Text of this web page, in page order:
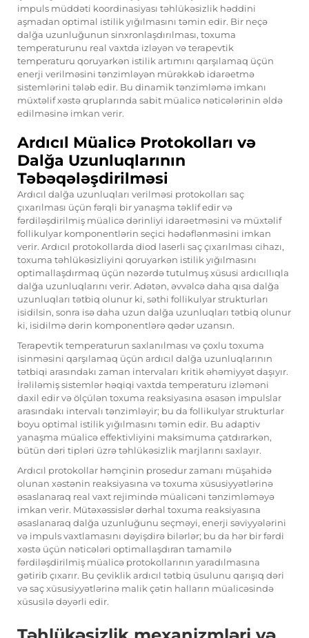
impuls müddəti koordinasiyası təhlükəsizlik həddini
aşmadan optimal istilik yığılmasını təmin edir. Bir neçə
dalğa uzunluğunun sinxronlaşdırılması, toxuma
temperaturunu real vaxtda izləyən və terapevtik
temperaturu qoruyarkən istilik artımını qarşılamaq üçün
enerji verilməsini tənzimləyən mürəkkəb idarəetmə
sistemlərini tələb edir. Bu dinamik tənzimləmə imkanı
müxtəlif xəstə qruplarında sabit müalicə nəticələrinin əldə
edilməsinə imkan verir.
Ardıcıl Müalicə Protokolları və
Dalğa Uzunluqlarının
Təbəqələşdirilməsi
Ardıcıl dalğa uzunluqları verilməsi protokolları saç
çıxarılması üçün fərqli bir yanaşma təklif edir və
fərdiləşdirilmiş müalicə dərinliyi idarəetməsini və müxtəlif
follikulyar komponentlərin seçici hədəflənməsini imkan
verir. Ardıcıl protokollarda diod laserli saç çıxarılması cihazı,
toxuma təhlükəsizliyini qoruyarkən istilik yığılmasını
optimallaşdırmaq üçün nəzərdə tutulmuş xüsusi ardıcıllıqla
dalğa uzunluqlarını verir. Adətən, əvvəlcə daha qısa dalğa
uzunluqları tətbiq olunur ki, səthi follikulyar strukturları
isidilsin, sonra isə daha uzun dalğa uzunluqları tətbiq olunur
ki, isidilmə dərin komponentlərə qədər uzansın.
Terapevtik temperaturun saxlanılması və çoxlu toxuma
isinməsini qarşılamaq üçün ardıcıl dalğa uzunluqlarının
tətbiqi arasındakı zaman intervaları kritik əhəmiyyət daşıyır.
İrəliləmiş sistemlər həqiqi vaxtda temperaturu izləməni
daxil edir və ölçülən toxuma reaksiyasına əsasən impulslar
arasındakı intervalı tənzimləyir; bu da follikulyar strukturlar
boyu optimal istilik yığılmasını təmin edir. Bu adaptiv
yanaşma müalicə effektivliyini maksimuma çatdırarkən,
bütün dəri tipləri üzrə təhlükəsizlik marjlarını saxlayır.
Ardıcıl protokollar həmçinin prosedur zamanı müşahidə
olunan xəstənin reaksiyasına və toxuma xüsusiyyətlərinə
əsaslanaraq real vaxt rejimində müalicəni tənzimləməyə
imkan verir. Mütəxəssislər dərhal toxuma reaksiyasına
əsaslanaraq dalğa uzunluğunu seçməyi, enerji səviyyələrini
və impuls vaxtlamasını dəyişdirə bilərlər; bu da hər bir fərdi
xəstə üçün nəticələri optimallaşdıran tamamilə
fərdiləşdirilmiş müalicə protokollarının yaradılmasına
gətirib çıxarır. Bu çeviklik ardıcıl tətbiq üsulunu qarışıq dəri
və saç xüsusiyyətlərinə malik çətin halların müalicəsində
xüsusilə dəyərli edir.